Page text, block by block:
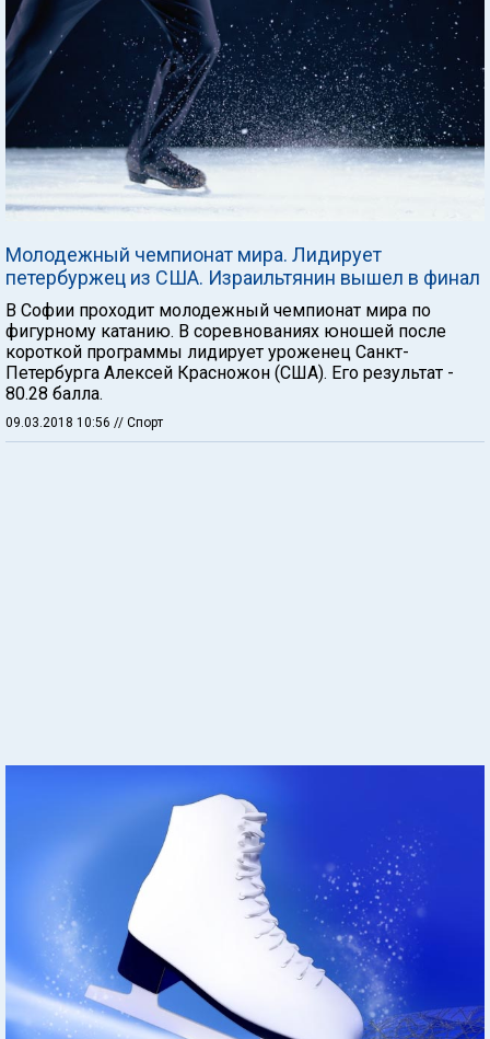
Молодежный чемпионат мира. Лидирует
петербуржец из США. Израильтянин вышел в финал
В Софии проходит молодежный чемпионат мира по
фигурному катанию. В соревнованиях юношей после
короткой программы лидирует уроженец Санкт-
Петербурга Алексей Красножон (США). Его результат -
80.28 балла.
09.03.2018 10:56 // Спорт